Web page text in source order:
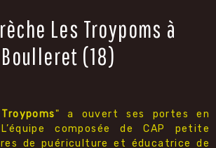
Les Troypoms à
Boulleret (18)
" a ouvert ses portes en
composée de CAP petite
de puériculture et éducatrice de